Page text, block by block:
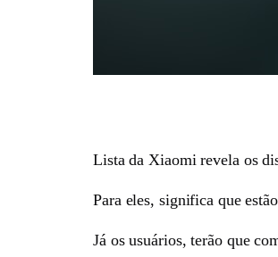
Lista da Xiaomi revela os
Para eles, significa que
Já os usuários, terão que